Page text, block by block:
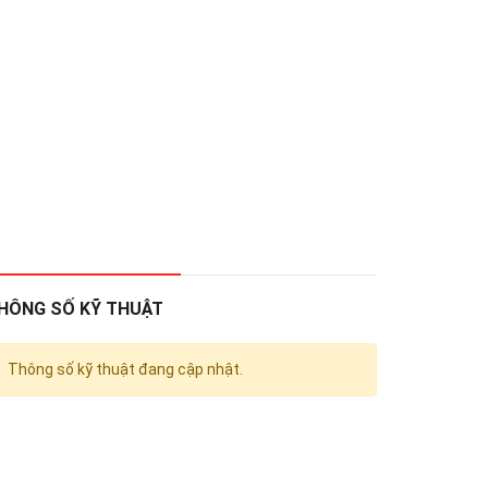
SỐ KỸ THUẬT
Thông số kỹ thuật đang cập nhật.